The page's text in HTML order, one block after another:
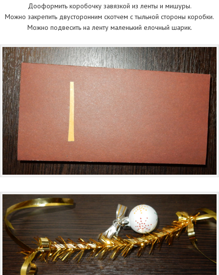
Дооформить коробочку завязкой из ленты и мишуры.
Можно закрепить двусторонним скотчем с тыльной стороны коробки.
Можно подвесить на ленту маленький елочный шарик.